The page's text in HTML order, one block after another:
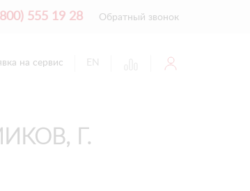
555 19 28 Обратный звонок
на сервис EN
Г.